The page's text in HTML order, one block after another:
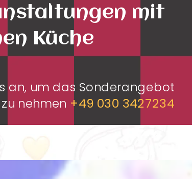
mit
Küche
an, um das Sonderangebot
nehmen +49 030 3427234